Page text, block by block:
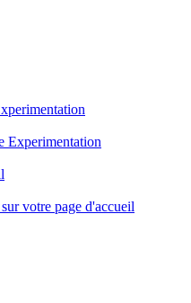
Experimentation
votre page d'accueil